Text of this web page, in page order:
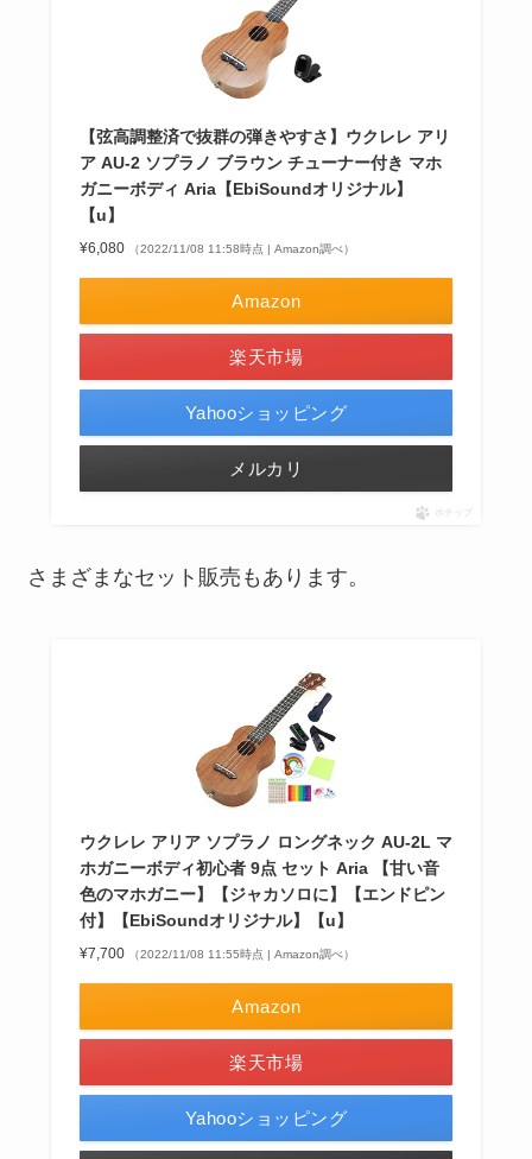
【弦高調整済で抜群の弾きやすさ】ウクレレ アリ
ア AU-2 ソプラノ ブラウン チューナー付き マホ
ガニーボディ Aria【EbiSoundオリジナル】
【u】
¥6,080 （2022/11/08 11:58時点 | Amazon調べ）
Amazon
楽天市場
Yahooショッピング
メルカリ
ポチップ
さまざまなセット販売もあります。
ウクレレ アリア ソプラノ ロングネック AU-2L マ
ホガニーボディ初心者 9点 セット Aria 【甘い音
色のマホガニー】【ジャカソロに】【エンドピン
付】【EbiSoundオリジナル】【u】
¥7,700 （2022/11/08 11:55時点 | Amazon調べ）
Amazon
楽天市場
Yahooショッピング